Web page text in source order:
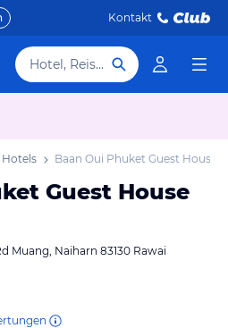
Kontakt
Hotel, Reiseziel
Hotels Baan Oui Phuket Guest House
Guest House
Muang, Naiharn 83130 Rawai